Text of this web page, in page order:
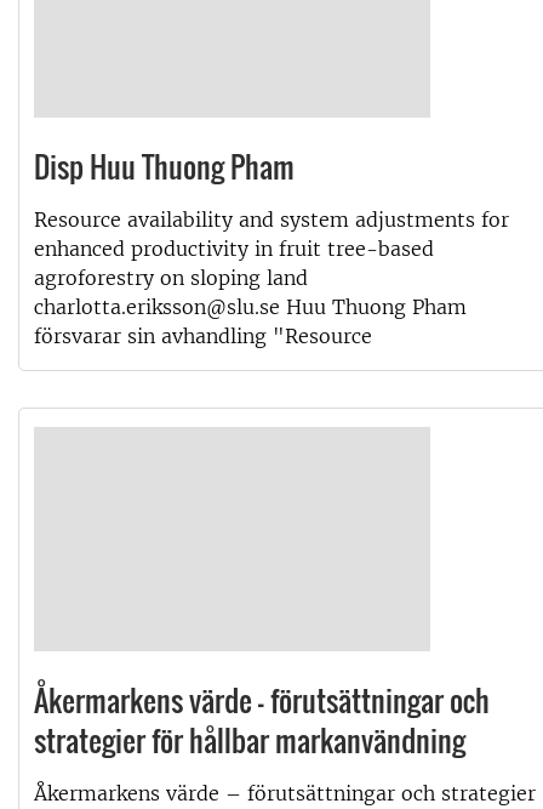
Disp Huu Thuong Pham
Resource availability and system adjustments for
enhanced productivity in fruit tree-based
agroforestry on sloping land
charlotta.eriksson@slu.se Huu Thuong Pham
försvarar sin avhandling "Resource
Åkermarkens värde – förutsättningar och
strategier för hållbar markanvändning
Åkermarkens värde – förutsättningar och strategier